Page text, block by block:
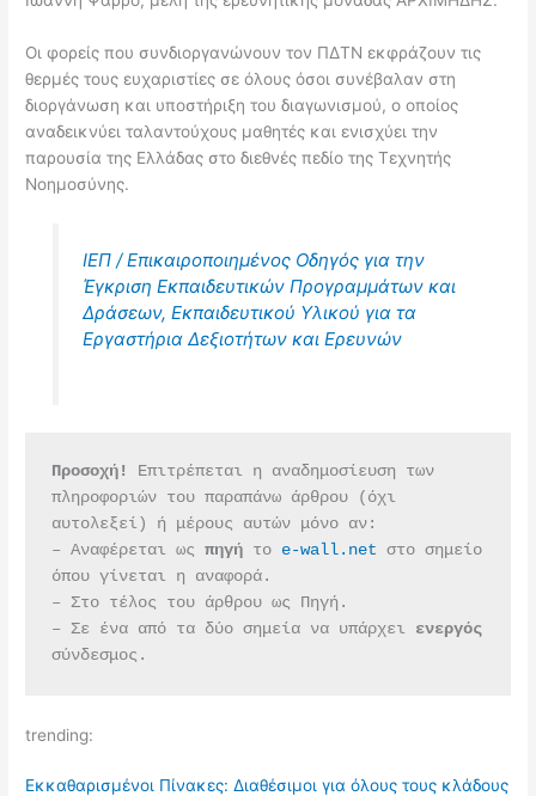
Οι φορείς που συνδιοργανώνουν τον ΠΔΤΝ εκφράζουν τις
θερμές τους ευχαριστίες σε όλους όσοι συνέβαλαν στη
διοργάνωση και υποστήριξη του διαγωνισμού, ο οποίος
αναδεικνύει ταλαντούχους μαθητές και ενισχύει την
παρουσία της Ελλάδας στο διεθνές πεδίο της Τεχνητής
Νοημοσύνης.
ΙΕΠ / Επικαιροποιημένος Οδηγός για την
Έγκριση Εκπαιδευτικών Προγραμμάτων και
Δράσεων, Εκπαιδευτικού Υλικού για τα
Εργαστήρια Δεξιοτήτων και Ερευνών
Προσοχή!
Επιτρέπεται η αναδημοσίευση των
πληροφοριών του παραπάνω άρθρου (όχι
αυτολεξεί) ή μέρους αυτών μόνο αν:
– Αναφέρεται ως πηγή το e-wall.net στο σημείο
όπου γίνεται η αναφορά.
– Στο τέλος του άρθρου ως Πηγή.
– Σε ένα από τα δύο σημεία να υπάρχει
σύνδεσμος.
trending:
Εκκαθαρισμένοι Πίνακες: Διαθέσιμοι για όλους τους κλάδους